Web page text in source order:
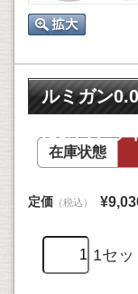
ルミガン
(30本)セッ
在庫状態
定価 （税込）
1セッ